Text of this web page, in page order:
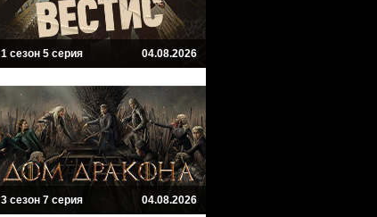
1 сезон 5 серия 04.08.2026
3 сезон 7 серия 04.08.2026